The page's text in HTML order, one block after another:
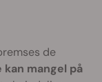
de
mangel på